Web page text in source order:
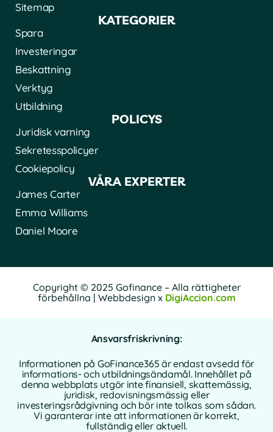
Sitemap
KATEGORIER
Spara
Investeringar
Beskattning
Verktyg
Utbildning
POLICYS
Juridisk varning
Sekretesspolicyer
Cookiepolicy
VÅRA EXPERTER
James Carter
Emma Williams
Daniel Moore
Copyright © 2025 Gofinance – Alla rättigheter
förbehållna | Webbdesign x DigiAccion.com
Ansvarsfriskrivning:
Informationen på GoFinance365 är endast avsedd för
informations- och utbildningsändamål. Innehållet på
denna webbplats utgör inte finansiell, skattemässig,
juridisk, redovisningsmässig eller
investeringsrådgivning och bör inte tolkas som sådan.
Vi garanterar inte att informationen är korrekt,
fullständig eller aktuell.